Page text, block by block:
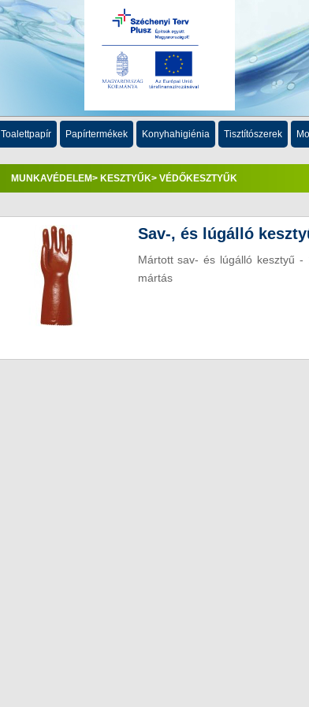
Toalettpapír Papírtermékek Konyhahigiénia Tisztítószerek
MUNKAVÉDELEM> KESZTYŰK> VÉDŐKESZTYŰK
Sav-, és lúgálló
Mártott sav- és lúgálló kesztyű
mártás